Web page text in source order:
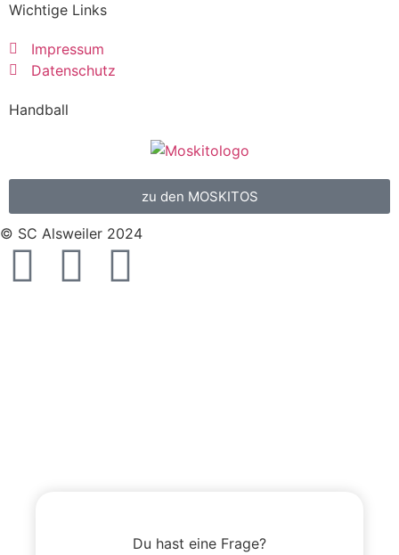
Wichtige Links
Impressum
Datenschutz
Handball
zu den MOSKITOS
© SC Alsweiler 2024
Du hast eine Frage?